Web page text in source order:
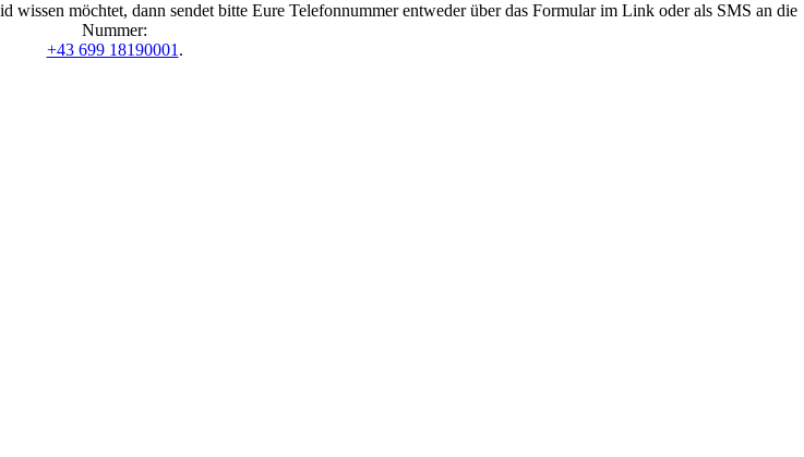
wissen möchtet, dann sendet bitte Eure Telefonnummer entweder über das Formular im Link oder als SMS an die
Nummer:
+43 699 18190001 .